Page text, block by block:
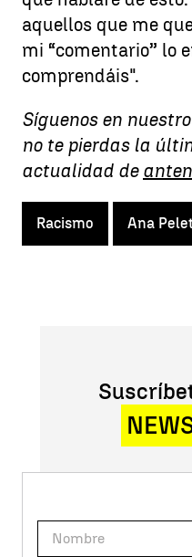
aquellos que me
mi “comentario” lo
comprendáis".
Síguenos en nuestro
no te pierdas la
actualidad de
Racismo Ana